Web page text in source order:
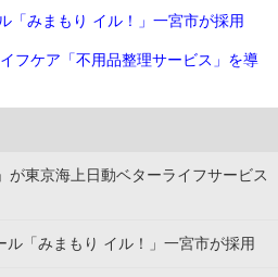
「みまもり イル！」一宮市が採用
フケア「不用品整理サービス」を導
が東京海上日動ベターライフサービス
ル「みまもり イル！」一宮市が採用